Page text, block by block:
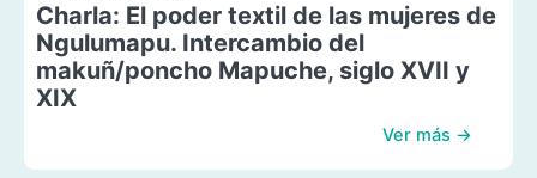
Charla: El poder textil de las mujeres de
Ngulumapu. Intercambio del
makuñ/poncho Mapuche, siglo XVII y
XIX
Ver más →